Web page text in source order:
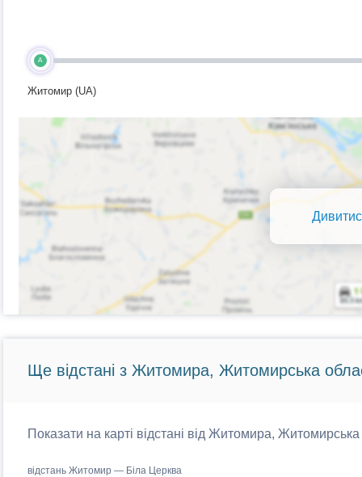
A
Житомир (UA)
Ще відстані з Житомира, Житомирська
Показати на карті відстані від Житомира,
відстань Житомир — Біла Церква